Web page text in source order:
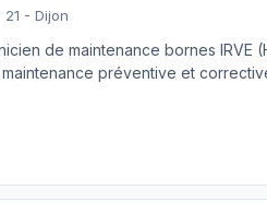
21 - Dijon
de maintenance bornes IRVE
préventive et